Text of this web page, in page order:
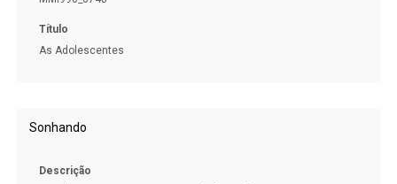
Título
As Adolescentes
Sonhando
Descrição